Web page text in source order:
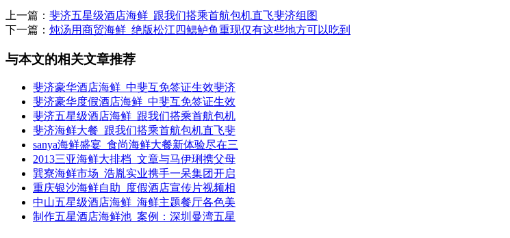
上一篇： 斐济五星级酒店海鲜_跟我们搭乘首航包机直飞斐济组图
下一篇： 炖汤用商贸海鲜_绝版松江四鳃鲈鱼重现仅有这些地方可以吃到
与本文的相关文章推荐
斐济豪华酒店海鲜_中斐互免签证生效斐济
斐济豪华度假酒店海鲜_中斐互免签证生效
斐济五星级酒店海鲜_跟我们搭乘首航包机
斐济海鲜大餐_跟我们搭乘首航包机直飞斐
sanya海鲜盛宴_食尚海鲜大餐新体验尽在三
2013三亚海鲜大排档_文章与马伊琍携父母
巽寮海鲜市场_浩胤实业携手一呆集团开启
重庆银沙海鲜自助_度假酒店宣传片视频相
中山五星级酒店海鲜_海鲜主题餐厅各色美
制作五星酒店海鲜池_案例：深圳曼湾五星